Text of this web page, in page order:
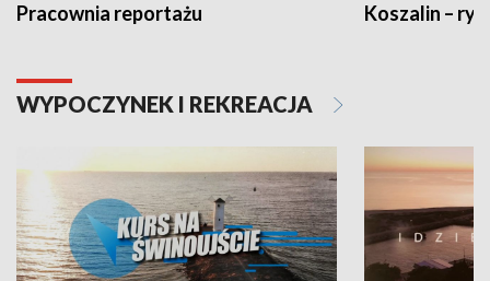
Pracownia reportażu Koszalin –
WYPOCZYNEK I REKREACJA